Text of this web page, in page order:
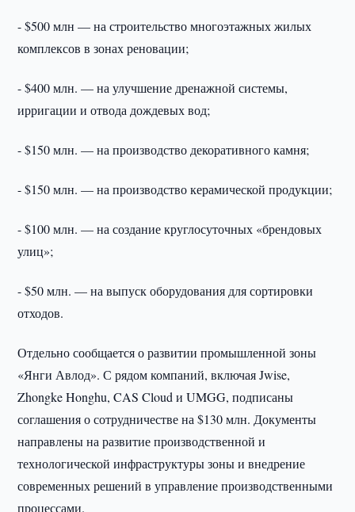
- $500 млн — на строительство многоэтажных жилых
комплексов в зонах реновации;
- $400 млн. — на улучшение дренажной системы,
ирригации и отвода дождевых вод;
- $150 млн. — на производство декоративного камня;
- $150 млн. — на производство керамической продукции;
- $100 млн. — на создание круглосуточных «брендовых
улиц»;
- $50 млн. — на выпуск оборудования для сортировки
отходов.
Отдельно сообщается о развитии промышленной зоны
«Янги Авлод». С рядом компаний, включая Jwise,
Zhongke Honghu, CAS Cloud и UMGG, подписаны
соглашения о сотрудничестве на $130 млн. Документы
направлены на развитие производственной и
технологической инфраструктуры зоны и внедрение
современных решений в управление производственными
процессами.